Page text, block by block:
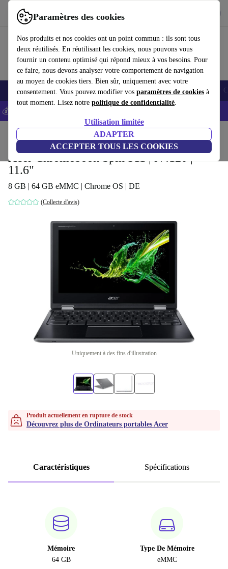
Paramètres des cookies
Nos produits et nos cookies ont un point commun : ils sont tous
deux réutilisés. En réutilisant les cookies, nous pouvons vous
fournir un contenu optimisé qui répond mieux à vos besoins. Pour
ce faire, nous devons analyser votre comportement de navigation
au moyen de cookies tiers. Bien sûr, uniquement avec votre
consentement. Vous pouvez modifier vos paramètres de cookies à
tout moment. Lisez notre politique de confidentialité.
Utilisation limitée
ADAPTER
ACCEPTER TOUS LES COOKIES
Utilisez refurbed rapidement et facilement
Smartphones Laptops Tablettes Montres connectées Accessoires
💰-5% EXTRA sur les iPhones – Code: IPHONEDEAL -
Ordinateurs portables Ordinateurs portables Acer
Acer Chromebook Spin 511 | N4120 |
11.6"
8 GB | 64 GB eMMC | Chrome OS | DE
(Collecte d'avis)
Uniquement à des fins d'illustration
Produit actuellement en rupture de stock
Découvrez plus de Ordinateurs portables Acer
Caractéristiques Spécifications
Mémoire
64 GB
Type De Mémoire
eMMC